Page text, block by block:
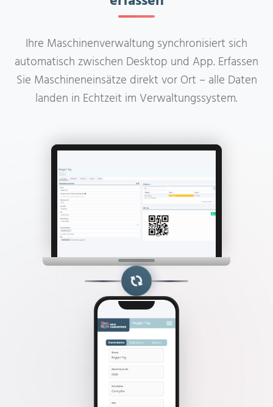
Ihre Maschinenverwaltung synchronisiert sich
automatisch zwischen Desktop und App. Erfassen
Sie Maschineneinsätze direkt vor Ort – alle Daten
landen in Echtzeit im Verwaltungssystem.